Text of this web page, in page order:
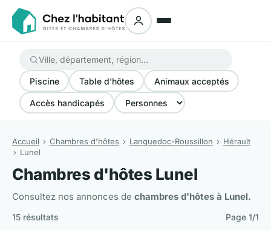
Piscine Table d'hôtes Animaux acceptés
Accès handicapés
Accueil Chambres d'hôtes Languedoc-Roussillon
Hérault
Lunel
Chambres d'hôtes Lunel
Consultez nos annonces de chambres d'hôtes à Lunel.
15 résultats Page 1/1